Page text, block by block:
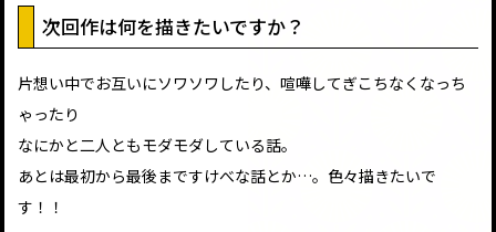
次回作は何を描きたいですか？
片想い中でお互いにソワソワしたり、喧嘩してぎこちなくなっち
ゃったり
なにかと二人ともモダモダしている話。
あとは最初から最後まですけべな話とか…。色々描きたいで
す！！